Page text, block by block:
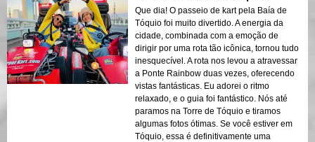
Que dia! O passeio de kart pela Baía de
Tóquio foi muito divertido. A energia da
cidade, combinada com a emoção de
dirigir por uma rota tão icônica, tornou tudo
inesquecível. A rota nos levou a atravessar
a Ponte Rainbow duas vezes, oferecendo
vistas fantásticas. Eu adorei o ritmo
relaxado, e o guia foi fantástico. Nós até
paramos na Torre de Tóquio e tiramos
algumas fotos ótimas. Se você estiver em
Tóquio, essa é definitivamente uma